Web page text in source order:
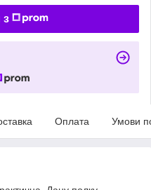
з
Оплата Умови